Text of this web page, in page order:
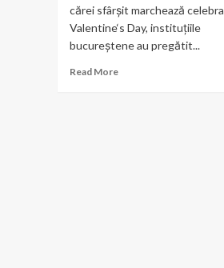
cărei sfârșit marchează celebra
Valentine‘s Day, instituțiile
bucureștene au pregătit...
Read More